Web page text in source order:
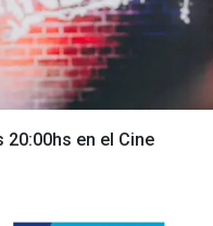
en el Cine